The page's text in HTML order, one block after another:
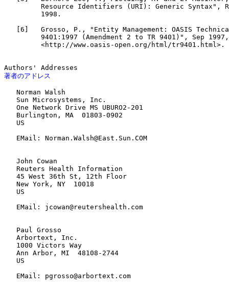
Resource Identifiers (URI): Generic Syntax",
         1998.
[6]   Grosso, P., "Entity Management: OASIS
         9401:1997 (Amendment 2 to TR 9401)", Sep 1997,
         <http://www.oasis-open.org/html/tr9401.html>.
著者のアドレス
   Norman Walsh
   Sun Microsystems, Inc.
   One Network Drive MS UBURO2-201
   Burlington, MA  01803-0902
   US
   EMail: Norman.Walsh@East.Sun.COM
   John Cowan
   Reuters Health Information
   45 West 36th St, 12th Floor
   New York, NY  10018
   US
   EMail: jcowan@reutershealth.com
   Paul Grosso
   Arbortext, Inc.
   1000 Victors Way
   Ann Arbor, MI  48108-2744
   US
   EMail: pgrosso@arbortext.com